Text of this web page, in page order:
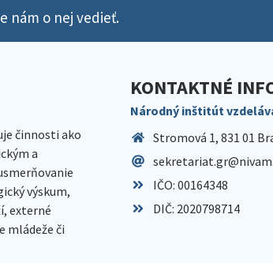
nám o nej vedieť.
činnosti ako
a
výskum,
externé
mládeže či
KONTAKTNÉ
Národný inštitút
Stromová 1, 831 01
IČO: 00164348
DIČ: 2020798714